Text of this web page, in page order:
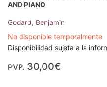
AND PIANO
Godard, Benjamin
No disponible temporalmente
Disponibilidad sujeta a la
PVP. 30,00€